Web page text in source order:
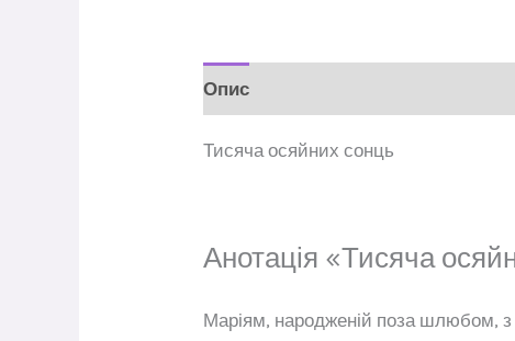
Опис
Тисяча осяйних сонць
Анотація «Тисяча
Маріям, народженій поза шлюбом, з